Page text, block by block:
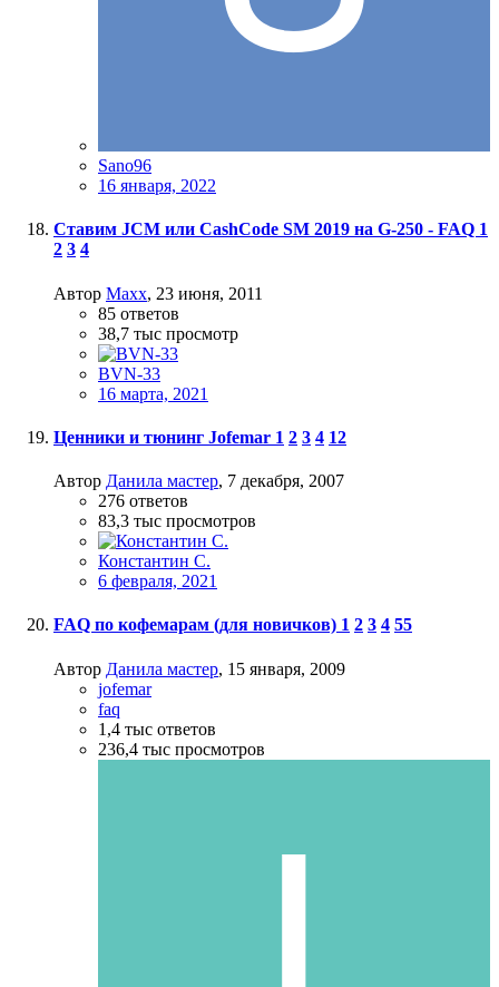
Sano96
16 января, 2022
Ставим JCM или CashCode SM 2019 на G-250 - FAQ 1
2 3 4
Автор Maxx, 23 июня, 2011
85 ответов
38,7 тыс просмотр
BVN-33
16 марта, 2021
Ценники и тюнинг Jofemar 1 2 3 4 12
Автор Данила мастер, 7 декабря, 2007
276 ответов
83,3 тыс просмотров
Константин С.
6 февраля, 2021
FAQ по кофемарам (для новичков) 1 2 3 4 55
Автор Данила мастер, 15 января, 2009
jofemar
faq
1,4 тыс ответов
236,4 тыс просмотров